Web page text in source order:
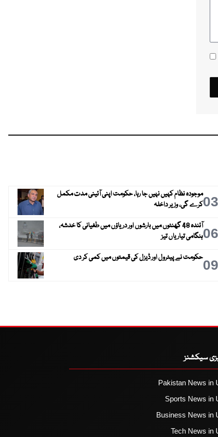
03موجودہ نظام کہیں نہیں جا رہا، حکومت اپنی آئینی مدت مکمل
کرے گی، وزیر داخلہ
06
آئندہ 48 گھنٹوں میں بارشوں اور دریاؤں میں طغیانی کا خدشہ،
ہنگامی تیاریاں تیز
09حکومت نے پیٹرول اور ڈیزل کی قیمتوں میں کمی کر دی
سیکشنز
Pakistan News in
Sports News in
Business News in
Tech News in